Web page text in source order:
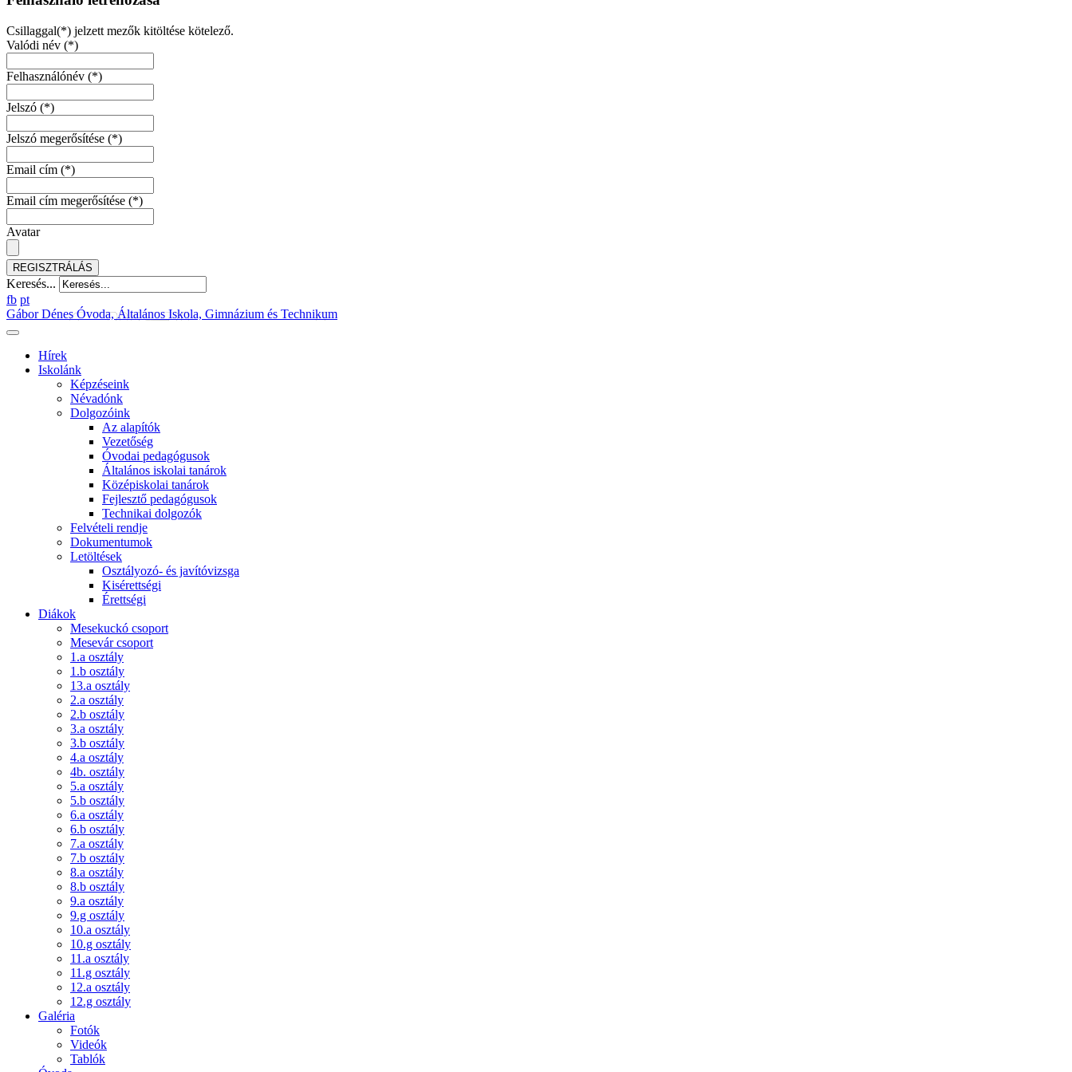
Csillaggal(*) jelzett mezők kitöltése kötelező.
Valódi név (*)
Felhasználónév (*)
Jelszó (*)
Jelszó megerősítése (*)
Email cím (*)
Email cím megerősítése (*)
Avatar
REGISZTRÁLÁS
Keresés...
fb pt
Gábor Dénes Óvoda, Általános Iskola, Gimnázium és Technikum
Hírek
Iskolánk
Képzéseink
Névadónk
Dolgozóink
Az alapítók
Vezetőség
Óvodai pedagógusok
Általános iskolai tanárok
Középiskolai tanárok
Fejlesztő pedagógusok
Technikai dolgozók
Felvételi rendje
Dokumentumok
Letöltések
Osztályozó- és javítóvizsga
Kisérettségi
Érettségi
Diákok
Mesekuckó csoport
Mesevár csoport
1.a osztály
1.b osztály
13.a osztály
2.a osztály
2.b osztály
3.a osztály
3.b osztály
4.a osztály
4b. osztály
5.a osztály
5.b osztály
6.a osztály
6.b osztály
7.a osztály
7.b osztály
8.a osztály
8.b osztály
9.a osztály
9.g osztály
10.a osztály
10.g osztály
11.a osztály
11.g osztály
12.a osztály
12.g osztály
Galéria
Fotók
Videók
Tablók